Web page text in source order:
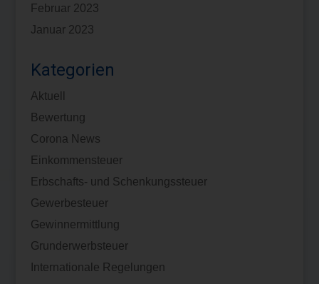
Februar 2023
Januar 2023
Kategorien
Aktuell
Bewertung
Corona News
Einkommensteuer
Erbschafts- und Schenkungssteuer
Gewerbesteuer
Gewinnermittlung
Grunderwerbsteuer
Internationale Regelungen